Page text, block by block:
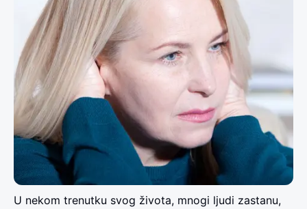
U nekom trenutku svog života, mnogi ljudi zastanu,